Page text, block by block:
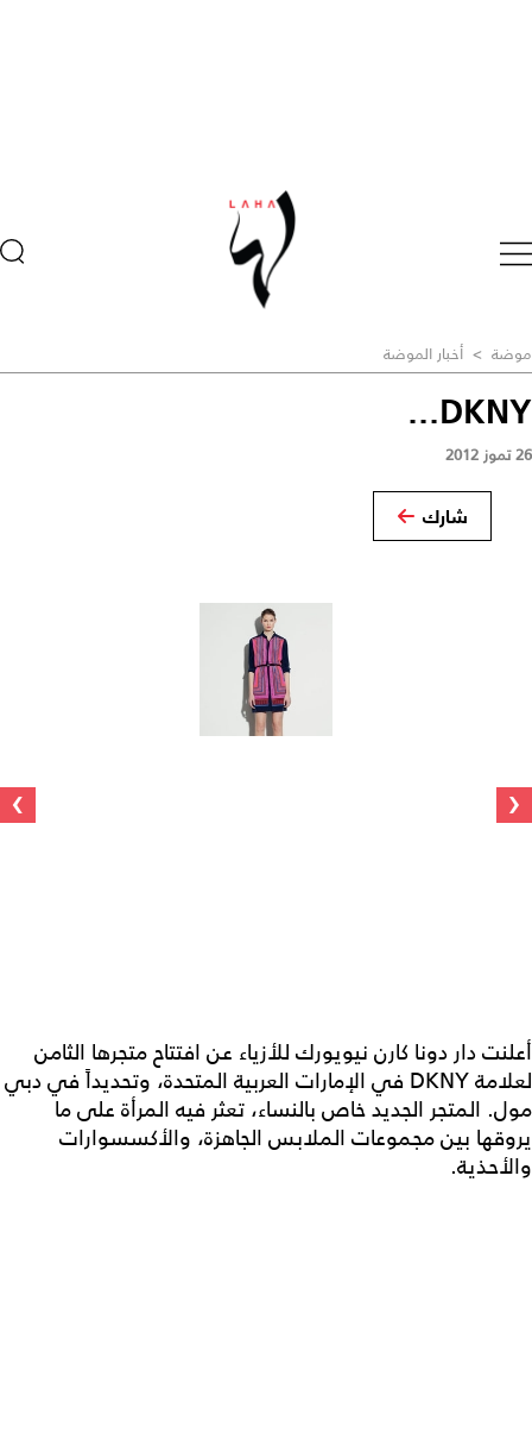
موضة > أخبار الموضة
DKNY...
26 تموز 2012
شارك
‹
›
أعلنت دار دونا كارن نيويورك للأزياء عن افتتاح متجرها الثامن
لعلامة DKNY في الإمارات العربية المتحدة، وتحديداً في دبي
مول. المتجر الجديد خاص بالنساء، تعثر فيه المرأة على ما
يروقها بين مجموعات الملابس الجاهزة، والأكسسوارات
والأحذية.